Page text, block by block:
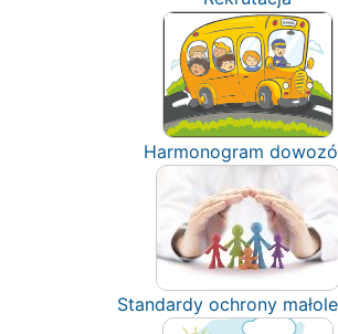
Harmonogram
Standardy ochrony